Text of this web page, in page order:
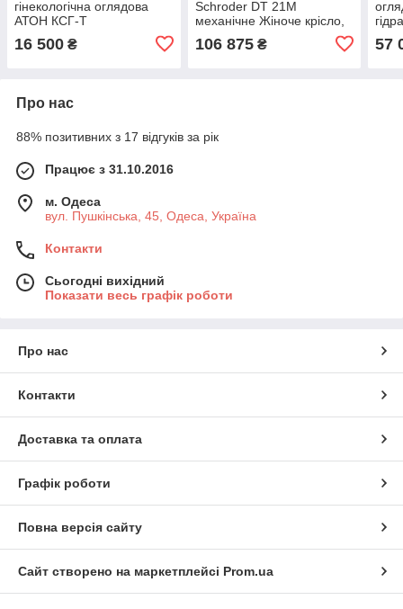
гінекологічна оглядова
АТОН КСГ-Т
16 500 ₴
Schroder DT 21M
механічне Жіноче крісло,
гідравлічне, Крісло для
106 875₴ 57
Про нас
88% позитивних з 17 відгуків за рік
Працює з 31.10.2016
м. Одеса
вул. Пушкінська, 45, Одеса, Україна
Контакти
Сьогодні вихідний
Показати весь графік роботи
Про нас
Контакти
Доставка та оплата
Графік роботи
Повна версія сайту
Сайт створено на маркетплейсі Prom.ua